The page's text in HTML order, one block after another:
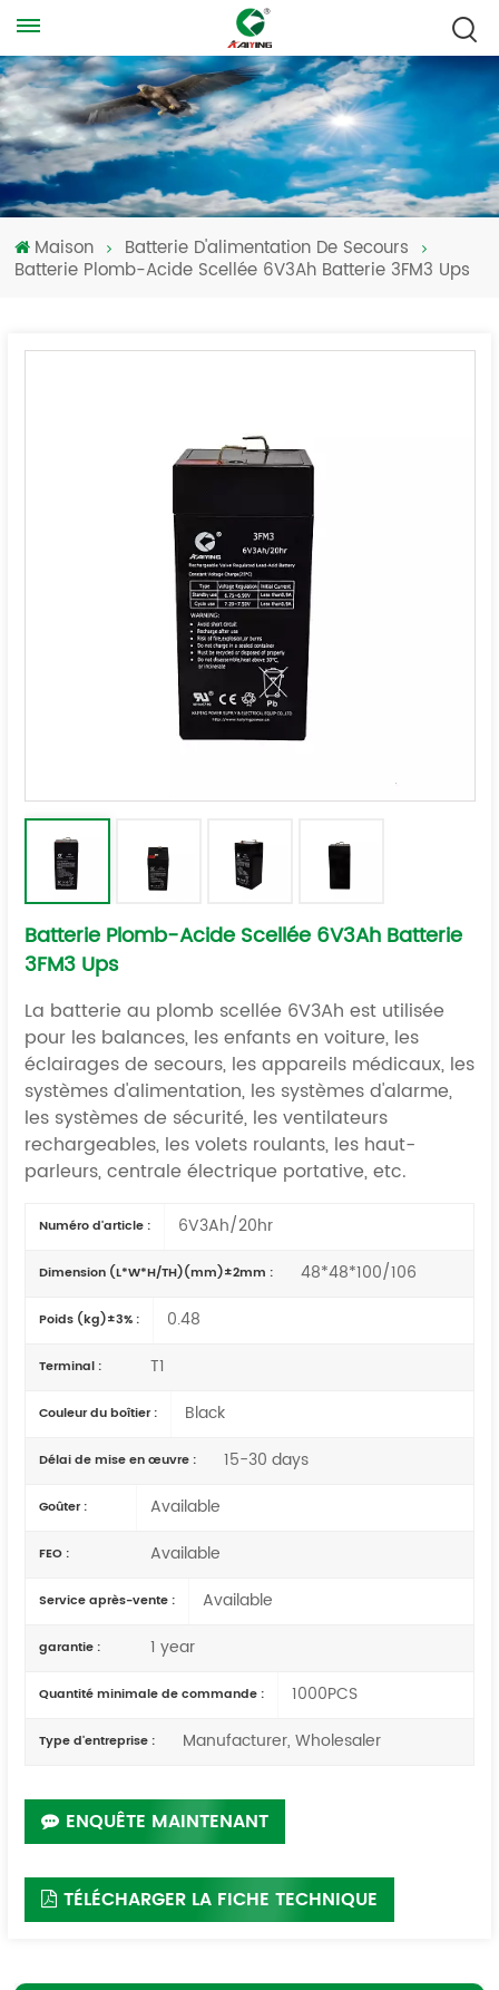
Maison
Batterie D'alimentation De Secours
Batterie Plomb-Acide Scellée 6V3Ah Batterie 3FM3 Ups
Batterie Plomb-Acide Scellée 6V3Ah Batterie
3FM3 Ups
La batterie au plomb scellée 6V3Ah est utilisée
pour les balances, les enfants en voiture, les
éclairages de secours, les appareils médicaux, les
systèmes d'alimentation, les systèmes d'alarme,
les systèmes de sécurité, les ventilateurs
rechargeables, les volets roulants, les haut-
parleurs,centrale électrique portative,etc.
Numéro d'article : 6V3Ah/20hr
Dimension (L*W*H/TH)(mm)±2mm : 48*48*100/106
Poids (kg)±3% : 0.48
Terminal : T1
Couleur du boîtier : Black
Délai de mise en œuvre : 15-30 days
Goûter : Available
FEO : Available
Service après-vente : Available
garantie : 1 year
Quantité minimale de commande : 1000PCS
Type d'entreprise : Manufacturer, Wholesaler
ENQUÊTE MAINTENANT
TÉLÉCHARGER LA FICHE TECHNIQUE